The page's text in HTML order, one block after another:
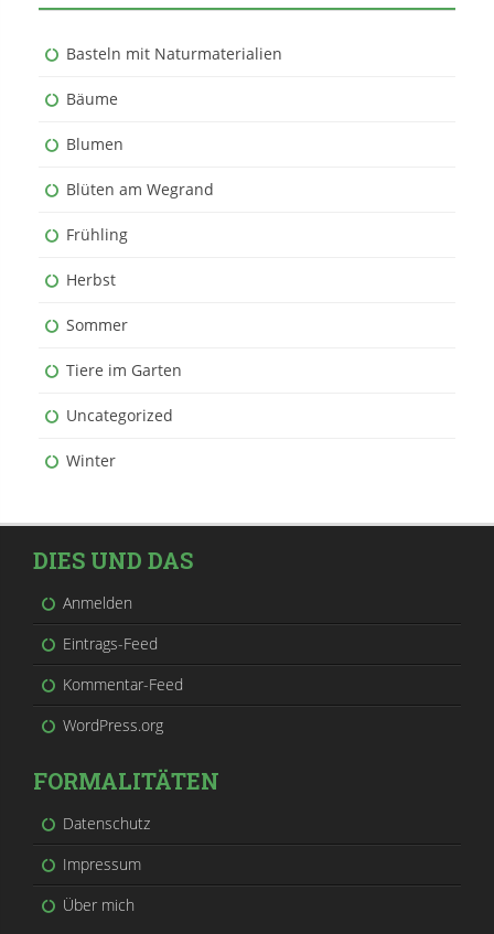
Basteln mit Naturmaterialien
Bäume
Blumen
Blüten am Wegrand
Frühling
Herbst
Sommer
Tiere im Garten
Uncategorized
Winter
DIES UND DAS
Anmelden
Eintrags-Feed
Kommentar-Feed
WordPress.org
FORMALITÄTEN
Datenschutz
Impressum
Über mich